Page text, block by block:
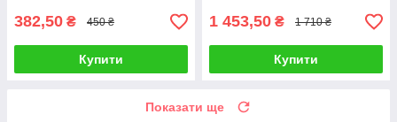
382,50 ₴ 450 ₴
Купити
1 453,50 ₴ 1 710 ₴
Купити
Показати ще